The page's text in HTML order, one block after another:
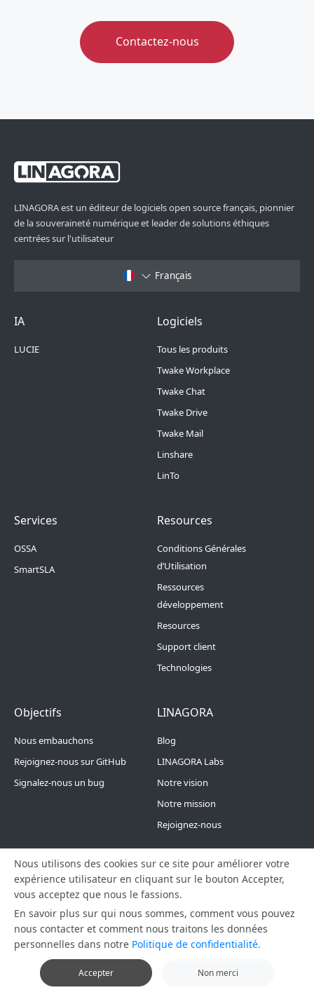
Contactez-nous
LINAGORA est un éditeur de logiciels open source français, pionnier
de la souveraineté numérique et leader de solutions éthiques
centrées sur l'utilisateur
Français
Footer Menu 6
IA
LUCIE
Footer Menu 1
Logiciels
Tous les produits
Twake Workplace
Twake Chat
Twake Drive
Twake Mail
Linshare
LinTo
Footer Menu 2
Services
OSSA
SmartSLA
Footer Menu 3
Resources
Conditions Générales
d’Utilisation
Ressources
développement
Resources
Support client
Technologies
Footer Menu 4
Objectifs
Nous embauchons
Rejoignez-nous sur GitHub
Signalez-nous un bug
Footer Menu 5
LINAGORA
Blog
LINAGORA Labs
Notre vision
Notre mission
Rejoignez-nous
Conditions et politiques
Contactez-nous
Plan du site
Politique de confidentialité
Nous utilisons des cookies sur ce site pour améliorer votre
expérience utilisateur en cliquant sur le bouton Accepter,
vous acceptez que nous le fassions.
En savoir plus sur qui nous sommes, comment vous pouvez
nous contacter et comment nous traitons les données
personnelles dans notre Politique de confidentialité.
Accepter Non merci